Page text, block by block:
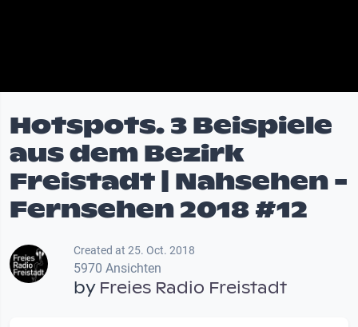
Hotspots. 3 Beispiele
aus dem Bezirk
Freistadt | Nahsehen -
Fernsehen 2018 #12
Created at 25. Oct. 2018
5970 Ansichten
by Freies Radio Freistadt